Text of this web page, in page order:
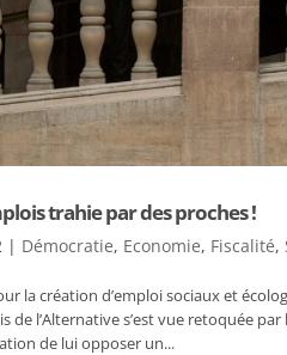
trahie par des proches !
| Démocratie, Economie, Fiscalité,
la création d’emploi sociaux et
l’Alternative s’est vue retoquée par
de lui opposer un...